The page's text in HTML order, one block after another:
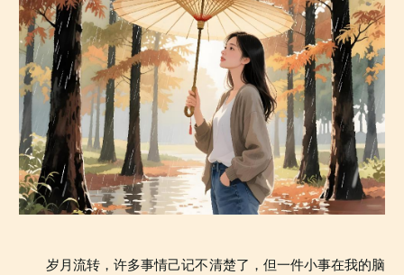
岁月流转，许多事情己记不清楚了，但一件小事在我的脑